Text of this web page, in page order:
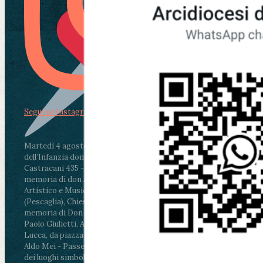
Martedì 4 agosto2026
ore 11:30 - Lucca, Scuola
dell’Infanzia don Aldo Mei - Viale Castruccio
Castracani 435 - Inaugurazione murales in
memoria di don Aldo Mei curato dal Liceo
Artistico e Musicale “Passaglia”
ore 18 - Fiano
(Pescaglia), Chiesa parrocchiale - Messa in
memoria di Don Aldo Mei celebrata da mons.
Paolo Giulietti, Arcivescovo di Lucca
ore 20.30 -
Lucca, da piazza San Michele al Cippo di don
Aldo Mei - Passeggiata della Memoria in alcuni
dei luoghi simbolo della città. Ritrovo alle ore
Segui su Instagram